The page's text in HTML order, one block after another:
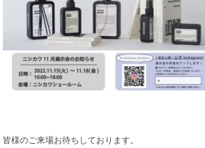
皆様のご来場お待ちしております。